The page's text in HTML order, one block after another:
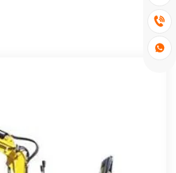

